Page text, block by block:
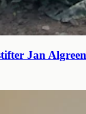
Jan Algreen